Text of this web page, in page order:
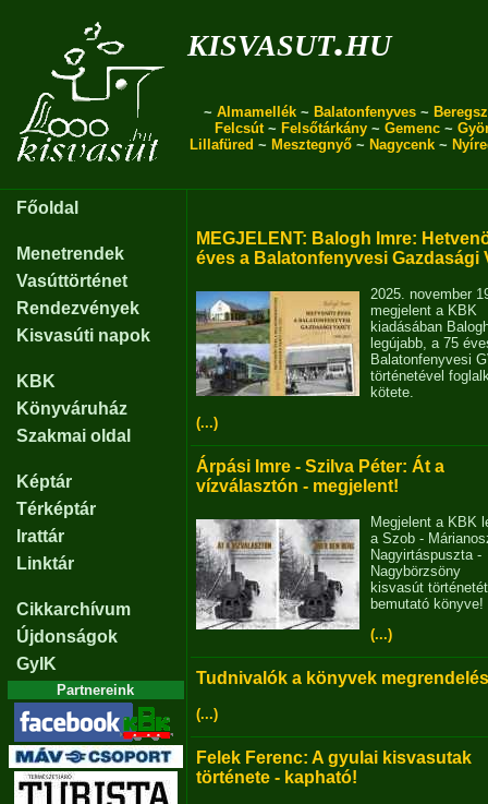
kisvasut.hu
~ Almamellék ~ Balatonfenyves ~
Felcsút~ Felsőtárkány ~ Gemenc ~
Lillafüred ~ Mesztegnyő ~ Nagycenk ~
Főoldal
Menetrendek
Vasúttörténet
Rendezvények
Kisvasúti napok
KBK
Könyváruház
Szakmai oldal
Képtár
Térképtár
Irattár
Linktár
Cikkarchívum
Újdonságok
GyIK
Partnereink
MEGJELENT: Balogh Imre:
éves a Balatonfenyvesi Gazdasági
2025. november
megjelent a KBK
kiadásában
legújabb, a 75
Balatonfenyvesi
történetével
kötete.
(...)
Árpási Imre - Szilva Péter: Át a
vízválasztón - megjelent!
Megjelent a KBK
a Szob -
Nagyirtáspuszta -
Nagybörzsöny
kisvasút történetét
bemutató könyve!
(...)
Tudnivalók a könyvek
(...)
Felek Ferenc: A gyulai kisvasutak
története - kapható!